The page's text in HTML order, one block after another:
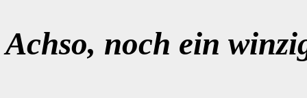
Achso, noch ein